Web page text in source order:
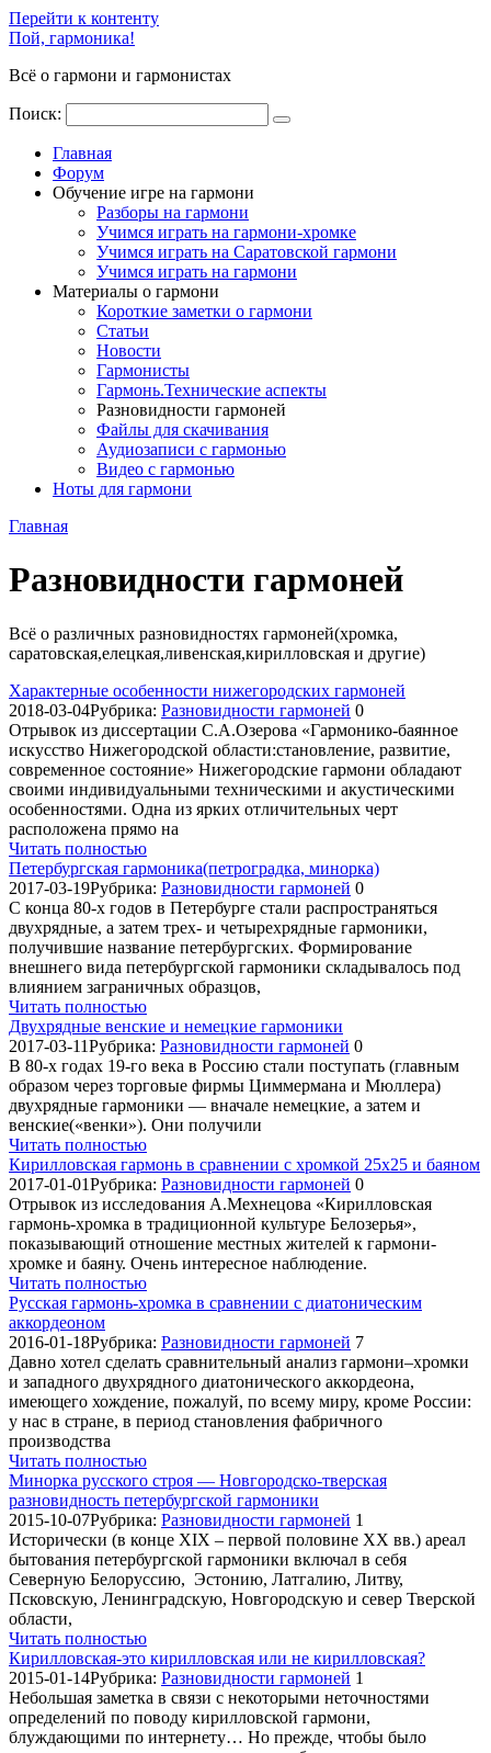
Перейти к контенту
Пой, гармоника!
Всё о гармони и гармонистах
Поиск:
Главная
Форум
Обучение игре на гармони
Разборы на гармони
Учимся играть на гармони-хромке
Учимся играть на Саратовской гармони
Учимся играть на гармони
Материалы о гармони
Короткие заметки о гармони
Cтатьи
Новости
Гармонисты
Гармонь.Технические аспекты
Разновидности гармоней
Файлы для скачивания
Аудиозаписи с гармонью
Видео с гармонью
Ноты для гармони
Главная
Разновидности гармоней
Всё о различных разновидностях гармоней(хромка,
саратовская,елецкая,ливенская,кирилловская и другие)
Характерные особенности нижегородских гармоней
2018-03-04Рубрика: Разновидности гармоней 0
Отрывок из диссертации С.А.Озерова «Гармонико-баянное
искусство Нижегородской области:становление, развитие,
современное состояние» Нижегородские гармони обладают
своими индивидуальными техническими и акустическими
особенностями. Одна из ярких отличительных черт
расположена прямо на
Читать полностью
Петербургская гармоника(петроградка, минорка)
2017-03-19Рубрика: Разновидности гармоней 0
С конца 80-х годов в Петербурге стали распространяться
двухрядные, а затем трех- и четырехрядные гармоники,
получившие название петербургских. Формирование
внешнего вида петербургской гармоники складывалось под
влиянием заграничных образцов,
Читать полностью
Двухрядные венские и немецкие гармоники
2017-03-11Рубрика: Разновидности гармоней 0
В 80-х годах 19-го века в Россию стали поступать (главным
образом через торговые фирмы Циммермана и Мюллера)
двухрядные гармоники — вначале немецкие, а затем и
венские(«венки»). Они получили
Читать полностью
Кирилловская гармонь в сравнении с хромкой 25х25 и баяном
2017-01-01Рубрика: Разновидности гармоней 0
Отрывок из исследования А.Мехнецова «Кирилловская
гармонь-хромка в традиционной культуре Белозерья»,
показывающий отношение местных жителей к гармони-
хромке и баяну. Очень интересное наблюдение.
Читать полностью
Русская гармонь-хромка в сравнении с диатоническим
аккордеоном
2016-01-18Рубрика: Разновидности гармоней 7
Давно хотел сделать сравнительный анализ гармони–хромки
и западного двухрядного диатонического аккордеона,
имеющего хождение, пожалуй, по всему миру, кроме России:
у нас в стране, в период становления фабричного
производства
Читать полностью
Минорка русского строя — Новгородско-тверская
разновидность петербургской гармоники
2015-10-07Рубрика: Разновидности гармоней 1
Исторически (в конце XIX – первой половине XX вв.) ареал
бытования петербургской гармоники включал в себя
Северную Белоруссию, Эстонию, Латгалию, Литву,
Псковскую, Ленинградскую, Новгородскую и север Тверской
области,
Читать полностью
Кирилловская-это кирилловская или не кирилловская?
2015-01-14Рубрика: Разновидности гармоней 1
Небольшая заметка в связи с некоторыми неточностями
определений по поводу кирилловской гармони,
блуждающими по интернету… Но прежде, чтобы было